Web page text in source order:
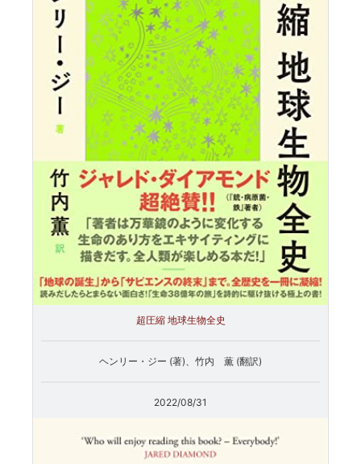
超圧縮 地球生物全史
ヘンリー・ジー (著)、竹内 薫 (翻訳)
2022/08/31